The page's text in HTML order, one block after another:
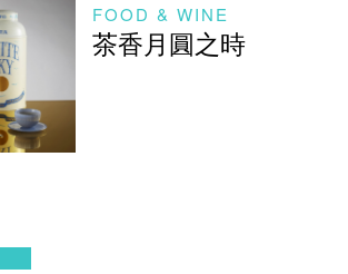
FOOD & WINE
茶香月圓之時